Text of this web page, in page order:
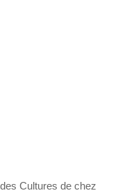
Cultures de chez